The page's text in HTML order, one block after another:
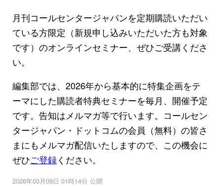
月刊コールセンタージャパンを定期購読いただい
ている方限定（新規申し込みいただいた方も対象
です）のオンラインセミナー、ぜひご受講くださ
い。
編集部では、2026年から基本的に特集企画をテ
ーマにした購読者特典セミナーを毎月、開催予定
です。告知はメルマガ等で行います。コールセン
タージャパン・ドットコムの会員（無料）の皆さ
まにもメルマガ配信いたしますので、この機会に
ぜひご登録ください。
2026年03月09日 01時14分 公開